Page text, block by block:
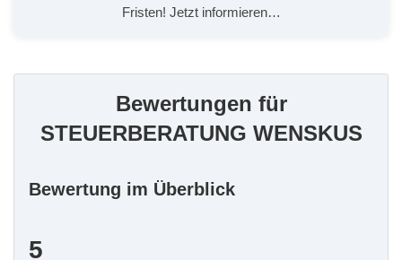
Fristen! Jetzt informieren…
Bewertungen für
STEUERBERATUNG WENSKUS
Bewertung im Überblick
5